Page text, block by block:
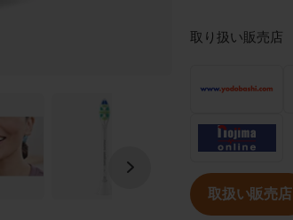
取り扱い販売店
取扱い販売店